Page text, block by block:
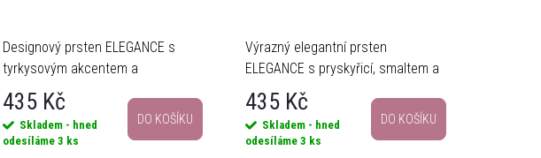
Designový prsten ELEGANCE s
tyrkysovým akcentem a
perleťovým leskem
435 Kč
Skladem - hned
odesíláme 3 ks
DO KOŠÍKU
Výrazný elegantní prsten
ELEGANCE s pryskyřicí, smaltem a
perleťovým akcentem
435 Kč
Skladem - hned
odesíláme3 ks
DO KOŠÍKU